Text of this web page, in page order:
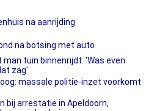
na aanrijding
na botsing met auto
tuin binnenrijdt: 'Was even
zag'
oog: massale politie-inzet voorkomt
bij arrestatie in Apeldoorn,